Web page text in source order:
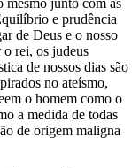
mesmo junto com as
e prudência
de Deus e o nosso
rei, os judeus
de nossos dias são
no ateísmo,
o homem como o
a medida de todas
de origem maligna